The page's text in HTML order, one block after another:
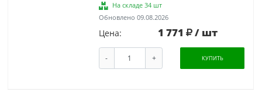
На складе 34 шт
Обновлено 09.08.2026
Цена: 1 771 / шт
- + КУПИТЬ